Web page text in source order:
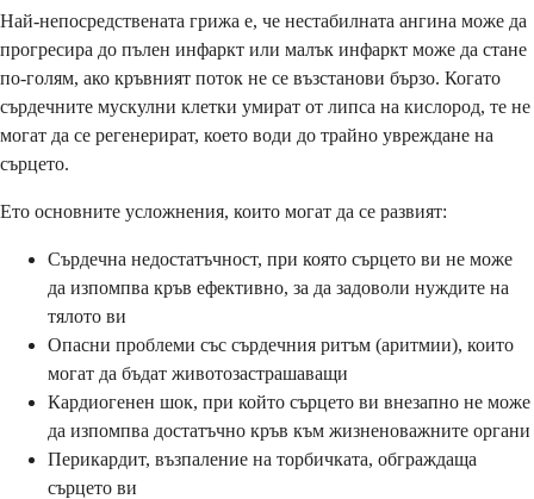
Най-непосредствената грижа е, че нестабилната ангина може да
прогресира до пълен инфаркт или малък инфаркт може да стане
по-голям, ако кръвният поток не се възстанови бързо. Когато
сърдечните мускулни клетки умират от липса на кислород, те не
могат да се регенерират, което води до трайно увреждане на
сърцето.
Ето основните усложнения, които могат да се развият:
Сърдечна недостатъчност, при която сърцето ви не може
да изпомпва кръв ефективно, за да задоволи нуждите на
тялото ви
Опасни проблеми със сърдечния ритъм (аритмии), които
могат да бъдат животозастрашаващи
Кардиогенен шок, при който сърцето ви внезапно не може
да изпомпва достатъчно кръв към жизненоважните органи
Перикардит, възпаление на торбичката, обграждаща
сърцето ви